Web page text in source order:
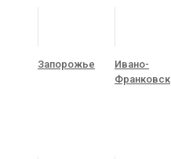
Запорожье
Ивано-
Франковск